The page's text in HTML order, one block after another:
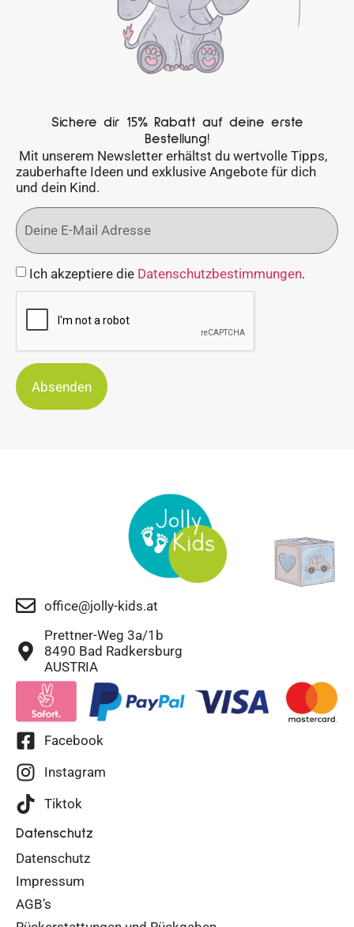
Sichere dir 15% Rabatt auf deine erste
Bestellung!
Mit unserem Newsletter erhältst du wertvolle Tipps,
zauberhafte Ideen und exklusive Angebote für dich
und dein Kind.
Ich akzeptiere die Datenschutzbestimmungen.
Absenden
office@jolly-kids.at
Prettner-Weg 3a/1b
8490 Bad Radkersburg
AUSTRIA
Facebook
Instagram
Tiktok
Datenschutz
Datenschutz
Impressum
AGB’s